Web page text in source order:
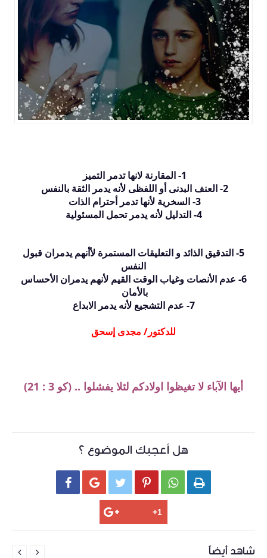
1- المقارنة لانها تدمر التميز
2- العنف البدنى أو اللفظى لأنه يدمر الثقة بالنفس
3- السخرية لأنها تدمر أحترام الذات
4- التدليل لأنه يدمر تحمل المسئولية
5- التدقيق الذائد و التعليقات المستمرة لأأنهم يدمران قبول
النفس
6- عدم الأنصات وغياب الوقت القيم لأنهم يدمران الأحساس
بالأمان
7- عدم التشجيع لأنه يدمر الابداع
للدكتور/ مجدى إسحق
أيها الآباء لا تغيظوا اولادكم لئلا يفشلوا .. (كو 3 : 21)
هل أعجبك الموضوع ؟
     
شاهد أيضاً 
